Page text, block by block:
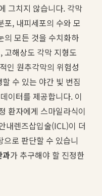
그치지 않습니다. 각막
포, 내피세포의 수와 모
의 모든 것을 수치화하
고해상도 각막 지형도
인 원추각막의 위험성
수 있는 야간 빛 번짐
이터를 제공합니다. 이
환자에게 스마일라식이
내렌즈삽입술(ICL)이 더
로 판단할 수 있습니
과가 추구해야 할 진정한